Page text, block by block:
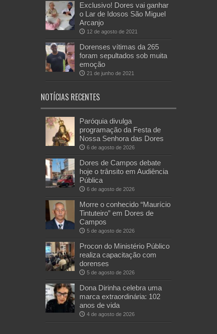
Exclusivo! Dores vai ganhar
o Lar de Idosos São Miguel
Arcanjo
12 de agosto de 2021
Dorenses vítimas da 265
foram sepultados sob muita
emoção
21 de junho de 2021
NOTÍCIAS RECENTES
Paróquia divulga
programação da Festa de
Nossa Senhora das Dores
6 de agosto de 2026
Dores de Campos debate
hoje o trânsito em Audiência
Pública
6 de agosto de 2026
Morre o conhecido “Maurício
Tintuteiro” em Dores de
Campos
5 de agosto de 2026
Procon do Ministério Público
realiza capacitação com
dorenses
5 de agosto de 2026
Dona Dirinha celebra uma
marca extraordinária: 102
anos de vida
4 de agosto de 2026